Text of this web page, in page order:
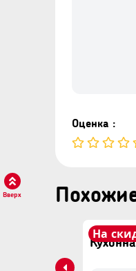
На
Оценка :
Вверх